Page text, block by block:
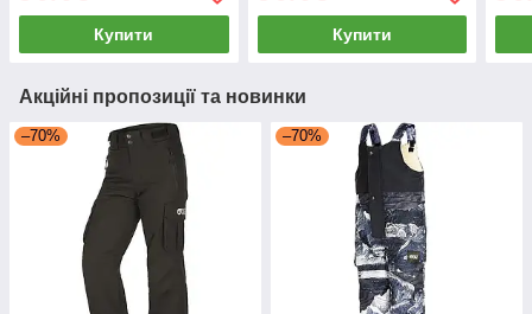
Купити Купити
Акційні пропозиції та новинки
–70% –70%